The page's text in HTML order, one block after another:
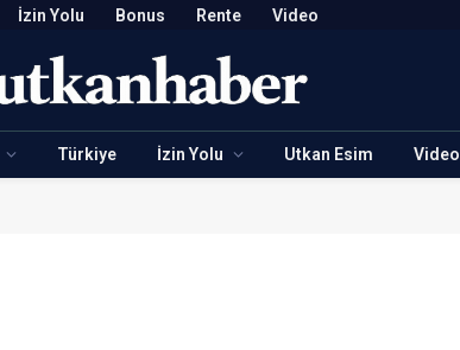
İzin Yolu Bonus Rente Video
Türkiye İzin Yolu Utkan Esim Video